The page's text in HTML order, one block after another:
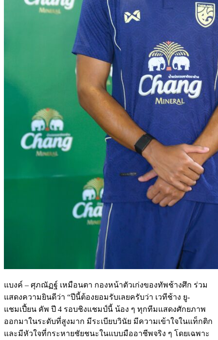
แบงค์ – ศุภณัฏฐ์ เหมือนตา กองหน้าตัวเก่งของทัพช้างศึก ร่วม
แสดงความยินดีว่า “ปีนี้ต้องยอมรับเลยครับว่า เวทีช้าง ยู-
แชมเปี้ยน คัพ ปี 4 รอบชิงแชมป์นี้ น้อง ๆ ทุกทีมแสดงศักยภาพ
ออกมาในระดับที่สูงมาก มีระเบียบวินัย มีความเข้าใจในแท็กติก
และมีหัวใจที่กระหายชัยชนะในแบบมืออาชีพจริง ๆ โดยเฉพาะ